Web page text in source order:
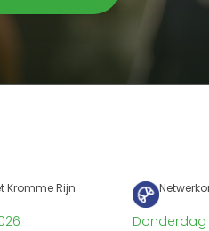
Kromme Rijn
Donderdag